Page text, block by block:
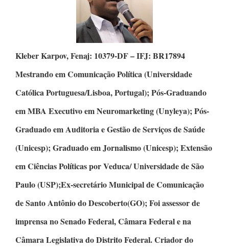
Kleber Karpov,Fenaj: 10379-DF – IFJ: BR17894
Mestrando em Comunicação Política(Universidade
Católica Portuguesa/Lisboa, Portugal);Pós-Graduando
em MBA Executivo em Neuromarketing(Unyleya);Pós-
Graduado em Auditoria e Gestão de Serviços de Saúde
(Unicesp);Graduado em Jornalismo(Unicesp);Extensão
em Ciências Políticaspor Veduca/ Universidade de São
Paulo (USP);Ex-secretário Municipal de Comunicação
de Santo Antônio do Descoberto(GO); Foi assessor de
imprensa no Senado Federal, Câmara Federal e na
Câmara Legislativa do Distrito Federal.Criador do